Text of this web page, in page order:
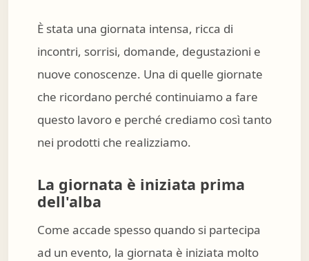
È stata una giornata intensa, ricca di
incontri, sorrisi, domande, degustazioni e
nuove conoscenze. Una di quelle giornate
che ricordano perché continuiamo a fare
questo lavoro e perché crediamo così tanto
nei prodotti che realizziamo.
La giornata è iniziata prima
dell'alba
Come accade spesso quando si partecipa
ad un evento, la giornata è iniziata molto